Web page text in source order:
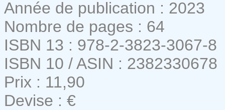
Année de publication : 2023
Nombre de pages : 64
ISBN 13 : 978-2-3823-3067-8
ISBN 10 / ASIN : 2382330678
Prix : 11,90
Devise : €